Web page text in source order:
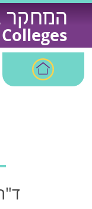
Skip
content
המחקר